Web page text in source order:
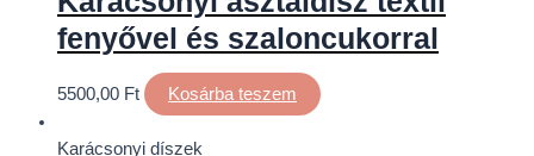
fenyővel és szaloncukorral
5500,00 Ft Kosárba teszem
Karácsonyi díszek